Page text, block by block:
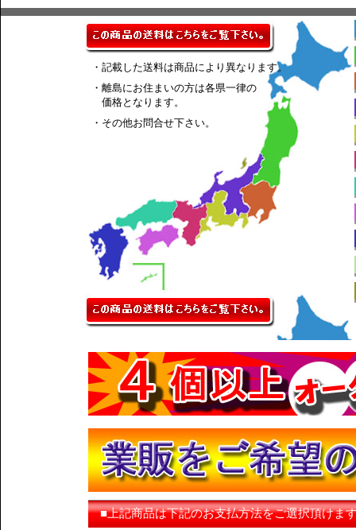
・記載した送料は商品により異なります。
・離島にお住まいの方は各県一律の
価格となります。
・その他お問合せ下さい。
■上記商品は下記のお支払方法をご選択頂けま